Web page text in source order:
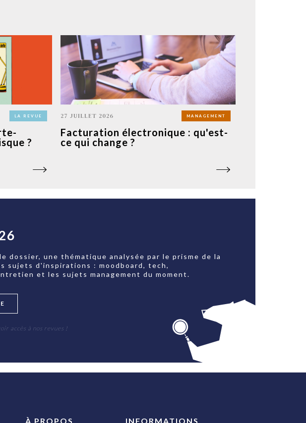
LA REVUE
?
27 JUILLET 2026 MANAGEMENT
Facturation électronique : qu'est-
ce qui change ?
dossier, une thématique analysée par le prisme de la
sujets d'inspirations : moodboard, tech,
et les sujets management du moment.
accès à nos revues !
À PROPOS INFORMATIONS